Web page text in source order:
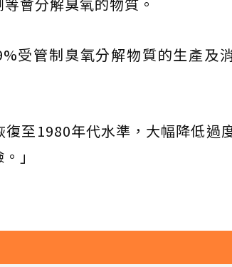
受管制臭氧分解物質的生產及
至1980年代水準，大幅降低過
」